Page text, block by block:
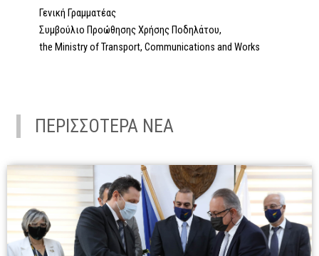
Γενική Γραμματέας
Συμβούλιο Προώθησης Χρήσης Ποδηλάτου,
the Ministry of Transport, Communications and Works
ΠΕΡΙΣΣΟΤΕΡΑ ΝΕΑ